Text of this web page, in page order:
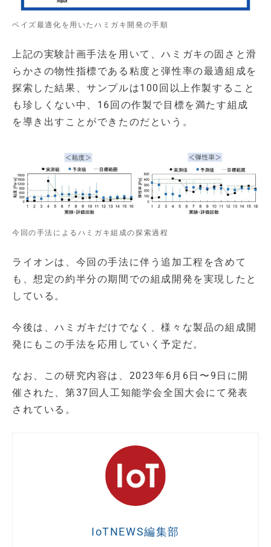
ベイズ最適化を用いたハミガキ開発の手順
上記の実験計画手法を用いて、ハミガキの固さと滑
らかさの物性指標である粘度と弾性率の最適組成を
探索した結果、サンプルは100回以上作製すること
も珍しくない中、16回の作製で目標を満たす組成
を導き出すことができたのだという。
今回の手法によるハミガキ組成の探索過程
ライオンは、今回の手法に伴う追加工程を含めて
も、想定の約半分の期間での組成開発を実現したと
している。
今後は、ハミガキだけでなく、様々な製品の組成開
発にもこの手法を応用していく予定だ。
なお、この研究内容は、2023年6月6日〜9日に開
催された、第37回人工知能学会全国大会にて発表
されている。
IoTNEWS編集部